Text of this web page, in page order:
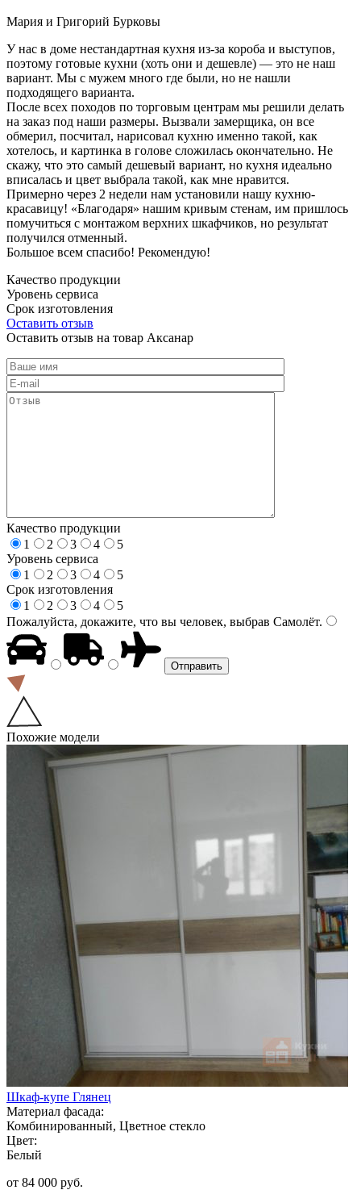
Мария и Григорий Бурковы
У нас в доме нестандартная кухня из-за короба и выступов,
поэтому готовые кухни (хоть они и дешевле) — это не наш
вариант. Мы с мужем много где были, но не нашли
подходящего варианта.
После всех походов по торговым центрам мы решили делать
на заказ под наши размеры. Вызвали замерщика, он все
обмерил, посчитал, нарисовал кухню именно такой, как
хотелось, и картинка в голове сложилась окончательно. Не
скажу, что это самый дешевый вариант, но кухня идеально
вписалась и цвет выбрала такой, как мне нравится.
Примерно через 2 недели нам установили нашу кухню-
красавицу! «Благодаря» нашим кривым стенам, им пришлось
помучиться с монтажом верхних шкафчиков, но результат
получился отменный.
Большое всем спасибо! Рекомендую!
Качество продукции
Уровень сервиса
Срок изготовления
Оставить отзыв
Оставить отзыв на товар Аксанар
Качество продукции
1
2 3 4
5
Уровень сервиса
1
2 3 4
5
Срок изготовления
1
2 3 4
5
Пожалуйста, докажите, что вы человек, выбрав Самолёт.
Похожие модели
Шкаф-купе Глянец
Материал фасада:
Комбинированный, Цветное стекло
Цвет:
Белый
от 84 000 руб.